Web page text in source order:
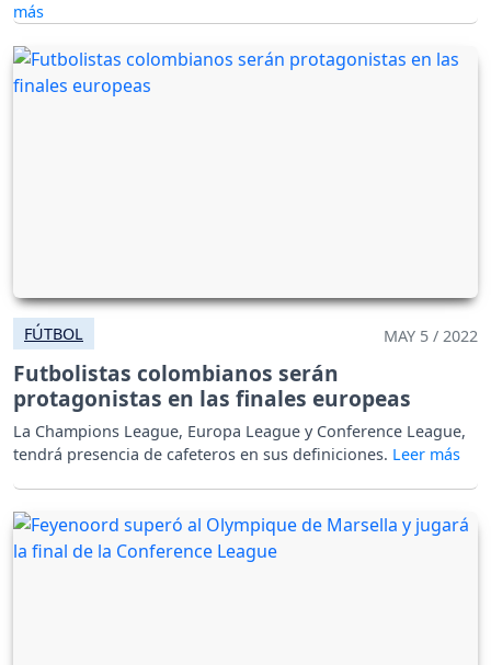
FÚTBOL MAY 5 / 2022
Futbolistas colombianos serán
protagonistas en las finales europeas
La Champions League, Europa League y Conference League,
tendrá presencia de cafeteros en sus definiciones.